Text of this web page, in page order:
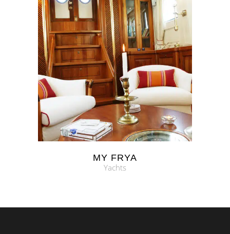
MY FRYA
Yachts